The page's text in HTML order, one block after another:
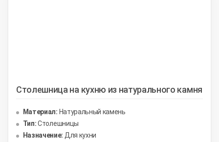
Столешница на кухню из натурального камня
Материал: Натуральный камень
Тип:Столешницы
Назначение: Для кухни